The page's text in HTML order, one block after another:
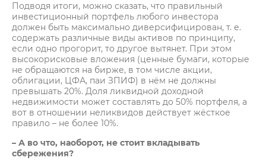
Подводя итоги, можно сказать, что правильный
инвестиционный портфель любого инвестора
должен быть максимально диверсифицирован, т. е.
содержать различные виды активов по принципу,
если одно прогорит, то другое вытянет. При этом
высокорисковые вложения (ценные бумаги, которые
не обращаются на бирже, в том числе акции,
облигации, ЦФА, паи ЗПИФ) в нём не должны
превышать 20%. Доля ликвидной доходной
недвижимости может составлять до 50% портфеля, а
вот в отношении неликвидов действует жёсткое
правило – не более 10%.
– А во что, наоборот, не стоит вкладывать
сбережения?